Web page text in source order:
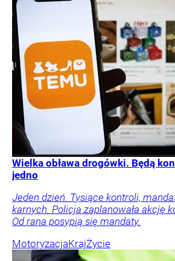
Wielka obława drogówki. Będą
jedno
Jeden dzień. Tysiące kontroli,
karnych. Policja zaplanowała akcję
Od rana posypią się mandaty.
MotoryzacjaKrajŻycie